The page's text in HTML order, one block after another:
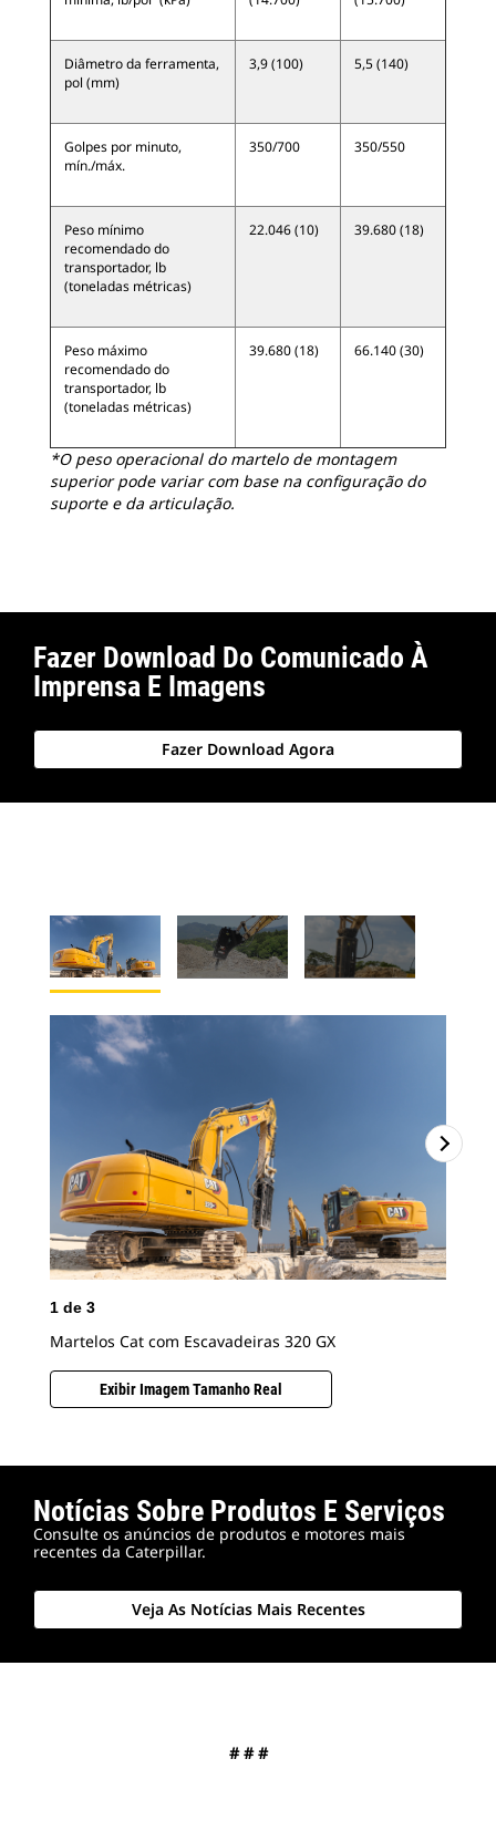
Diâmetro da ferramenta,
pol (mm)
3,9 (100) 5,5 (140)
Golpes por minuto,
mín./máx.
350/700 350/550
Peso mínimo
recomendado do
transportador, lb
(toneladas métricas)
22.046 (10) 39.680 (18)
Peso máximo
recomendado do
transportador, lb
(toneladas métricas)
39.680 (18) 66.140 (30)
*O peso operacional do martelo de montagem
superior pode variar com base na configuração do
suporte e da articulação.
Fazer Download Do Comunicado À
Imprensa E Imagens
Fazer Download Agora
1 de 3
Martelos Cat com Escavadeiras 320 GX
Exibir Imagem Tamanho Real
Notícias Sobre Produtos E Serviços
Consulte os anúncios de produtos e motores mais
recentes da Caterpillar.
Veja As Notícias Mais Recentes
# # #